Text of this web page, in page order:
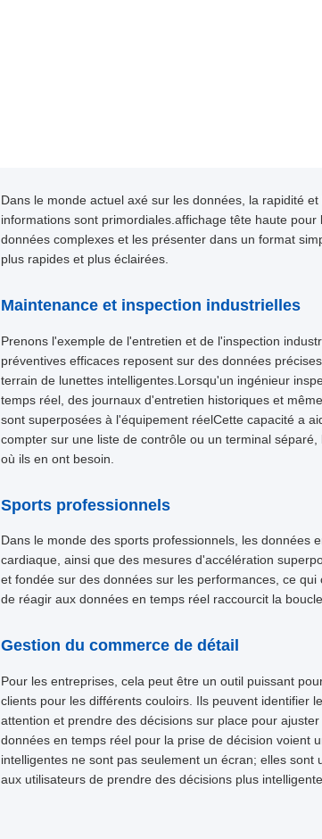
Dans le monde actuel axé sur les données, la rapidité
informations sont primordiales.affichage tête haute
données complexes et les présenter dans un format
plus rapides et plus éclairées.
Maintenance et inspection industrielles
Prenons l'exemple de l'entretien et de l'inspection
préventives efficaces reposent sur des données
terrain de lunettes intelligentes.Lorsqu'un ingénieur
temps réel, des journaux d'entretien historiques et
sont superposées à l'équipement réelCette capacité a
compter sur une liste de contrôle ou un terminal
où ils en ont besoin.
Sports professionnels
Dans le monde des sports professionnels, les données
cardiaque, ainsi que des mesures d'accélération
et fondée sur des données sur les performances, ce
de réagir aux données en temps réel raccourcit la
Gestion du commerce de détail
Pour les entreprises, cela peut être un outil puissant
clients pour les différents couloirs. Ils peuvent identifier
attention et prendre des décisions sur place pour
données en temps réel pour la prise de décision voient
intelligentes ne sont pas seulement un écran; elles
aux utilisateurs de prendre des décisions plus